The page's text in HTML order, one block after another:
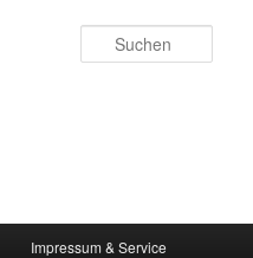
Impressum & Service